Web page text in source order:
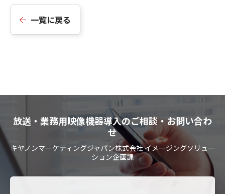
一覧に戻る
放送・業務用映像機器導入のご相談・お問い合わ
せ
キヤノンマーケティングジャパン株式会社 イメージングソリュー
ション企画課